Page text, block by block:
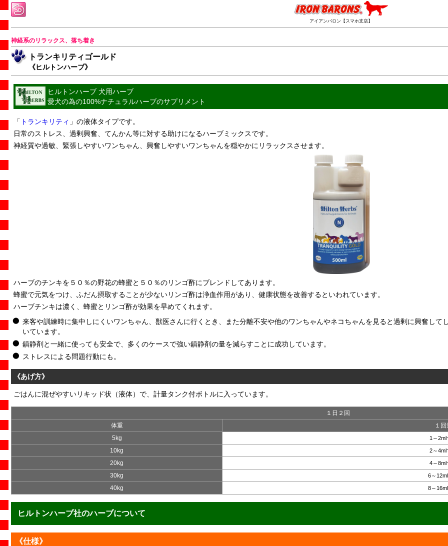
アイアンバロン【スマホ支店】
神経系のリラックス、落ち着き
トランキリティゴールド
《ヒルトンハーブ》
ヒルトンハーブ 犬用ハーブ
愛犬の為の100%ナチュラルハーブのサプリメント
「 トランキリティ 」の液体タイプです。
日常のストレス、過剰興奮、てんかん等に対する助けになるハーブミックスです。
神経質や過敏、緊張しやすいワンちゃん、興奮しやすいワンちゃんを穏やかにリラックスさせます。
ハーブのチンキを５０％の野花の蜂蜜と５０％のリンゴ酢にブレンドしてあります。
蜂蜜で元気をつけ、ふだん摂取することが少ないリンゴ酢は浄血作用があり、健康状態を改善するといわれています。
ハーブチンキは濃く、蜂蜜とリンゴ酢が効果を早めてくれます。
来客や訓練時に集中しにくいワンちゃん、獣医さんに行くとき、また分離不安や他のワンちゃんやネコちゃんを見ると過剰に興奮し
いています。
鎮静剤と一緒に使っても安全で、多くのケースで強い鎮静剤の量を減らすことに成功しています。
ストレスによる問題行動にも。
《あげ方》
ごはんに混ぜやすいリキッド状（液体）で、計量タンク付ボトルに入っています。
１日２回
体重
１
5kg
1～2ml
10kg 2～4ml
20kg 4～8ml
30kg 6～
40kg 8～
ヒルトンハーブ社のハーブについて
《仕様》